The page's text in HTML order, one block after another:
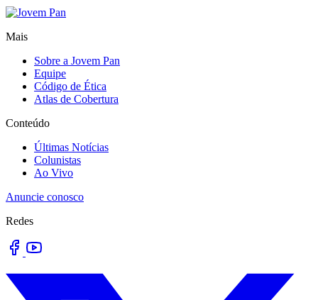
Mais
Sobre a Jovem Pan
Equipe
Código de Ética
Atlas de Cobertura
Conteúdo
Últimas Notícias
Colunistas
Ao Vivo
Anuncie conosco
Redes